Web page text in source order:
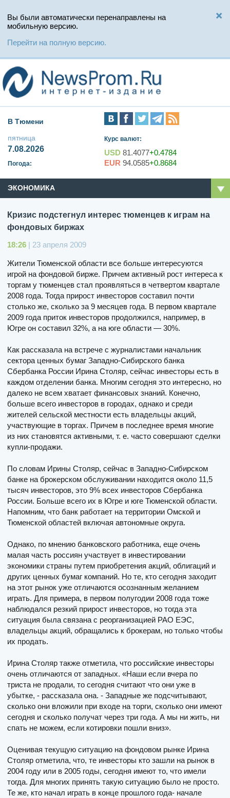
Вы были автоматически перенаправлены на
мобильную версию.
Перейти на полную версию.
В Тюмени
пятница
7.08.2026
Погода:
Курс валют:
USD 81.4077+0.4784
EUR 94.0585+0.8684
ЭКОНОМИКА
Кризис подстегнул интерес тюменцев к играм на
фондовых биржах
18:26 | 23 апреля 2009
Жители Тюменской области все больше интересуются
игрой на фондовой бирже. Причем активный рост интереса к
торгам у тюменцев стал проявляться в четвертом квартале
2008 года. Тогда прирост инвесторов составил почти
столько же, сколько за 9 месяцев года. В первом квартале
2009 года приток инвесторов продолжился, например, в
Югре он составил 32%, а на юге области — 30%.
Как рассказала на встрече с журналистами начальник
сектора ценных бумаг Западно-Сибирского банка
Сбербанка России Ирина Столяр, сейчас инвесторы есть в
каждом отделении банка. Многим сегодня это интересно, но
далеко не всем хватает финансовых знаний. Конечно,
больше всего инвесторов в городах, однако и среди
жителей сельской местности есть владельцы акций,
участвующие в торгах. Причем в последнее время многие
из них становятся активными, т. е. часто совершают сделки
купли-продажи.
По словам Ирины Столяр, сейчас в Западно-Сибирском
банке на брокерском обслуживании находится около 11,5
тысяч инвесторов, это 9% всех инвесторов Сбербанка
России. Больше всего их в Югре и юге Тюменской области.
Напомним, что банк работает на территории Омской и
Тюменской областей включая автономные округа.
Однако, по мнению банковского работника, еще очень
малая часть россиян участвует в инвестировании
экономики страны путем приобретения акций, облигаций и
других ценных бумаг компаний. Но те, кто сегодня заходит
на этот рынок уже отличаются осознанным желанием
играть. Для примера, в первом полугодии 2008 года тоже
наблюдался резкий прирост инвесторов, но тогда эта
ситуация была связана с реорганизацией РАО ЕЭС,
владельцы акций, обращались к брокерам, но только чтобы
их продать.
Ирина Столяр также отметила, что российские инвесторы
очень отличаются от западных. «Наши если вчера по
триста не продали, то сегодня считают что они уже в
убытке, - рассказала она. - Западные же подсчитывают,
сколько они вложили при входе на торги, сколько они имеют
сегодня и сколько получат через три года. А мы ни жить, ни
спать не можем, если котировки пошли вниз».
Оценивая текущую ситуацию на фондовом рынке Ирина
Столяр отметила, что, те инвесторы кто зашли на рынок в
2004 году или в 2005 годы, сегодня имеют то, что имели
тогда. Для многих принять такую ситуацию было не просто.
Те же, кто начал играть в конце прошлого года- начале